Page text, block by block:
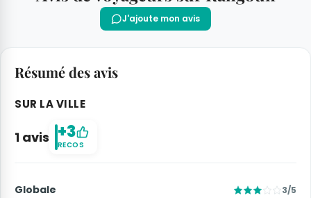
J'ajoute mon avis
Résumé des avis
SUR LA VILLE
1 avis +3
RECOS
Globale 3/5